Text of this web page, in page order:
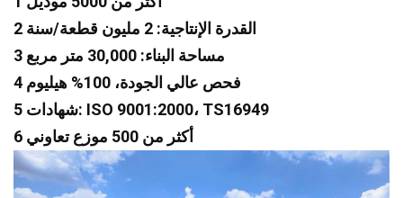
2 القدرة الإنتاجية: 2 مليون قطعة/سنة
3 مساحة البناء: 30,000 متر مربع
4 فحص عالي الجودة، 100% هيليوم
5 شهادات: ISO 9001:2000، TS16949
6 أكثر من 500 موزع تعاوني